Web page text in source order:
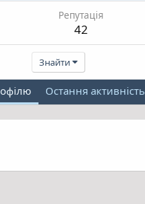
Репутація
42
Знайти
Остання активність